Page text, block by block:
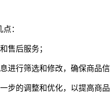
：
售后服务；
进行筛选和修改，确保商品
步的调整和优化，以提高商